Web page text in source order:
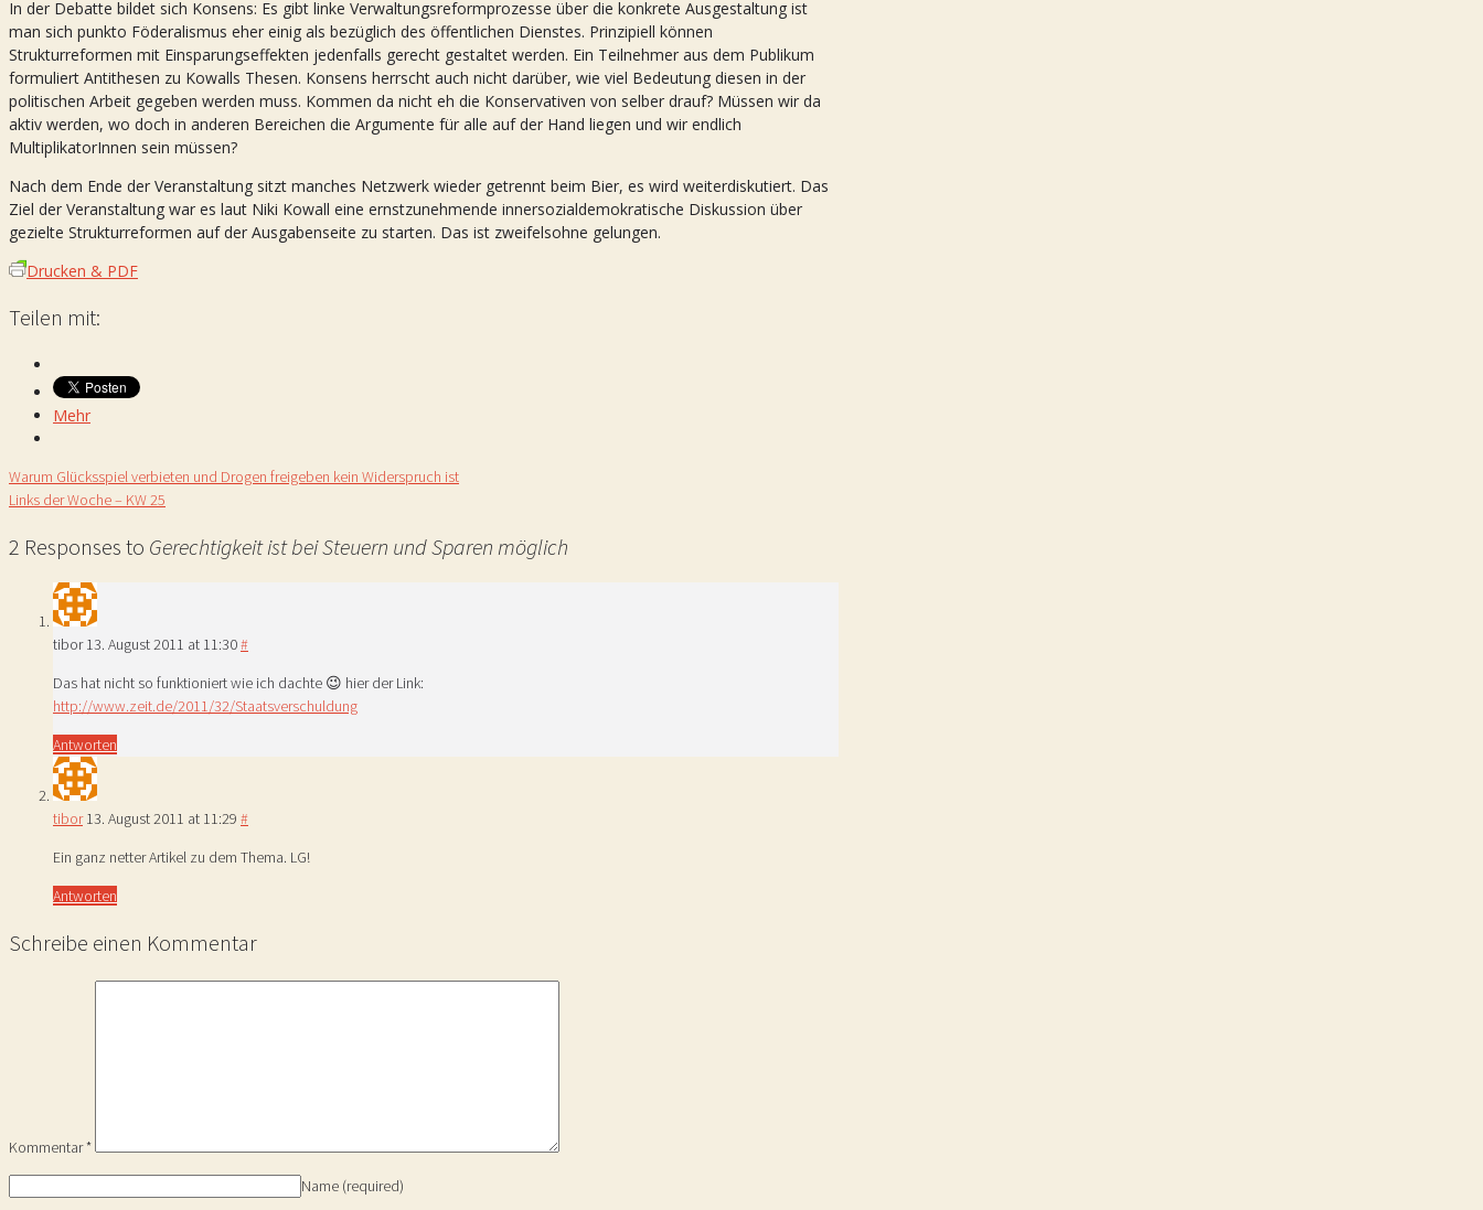
In der Debatte bildet sich Konsens: Es gibt linke Verwaltungsreformprozesse über die konkrete Ausgestaltung ist
man sich punkto Föderalismus eher einig als bezüglich des öffentlichen Dienstes. Prinzipiell können
Strukturreformen mit Einsparungseffekten jedenfalls gerecht gestaltet werden. Ein Teilnehmer aus dem Publikum
formuliert Antithesen zu Kowalls Thesen. Konsens herrscht auch nicht darüber, wie viel Bedeutung diesen in der
politischen Arbeit gegeben werden muss. Kommen da nicht eh die Konservativen von selber drauf? Müssen wir da
aktiv werden, wo doch in anderen Bereichen die Argumente für alle auf der Hand liegen und wir endlich
MultiplikatorInnen sein müssen?
Nach dem Ende der Veranstaltung sitzt manches Netzwerk wieder getrennt beim Bier, es wird weiterdiskutiert. Das
Ziel der Veranstaltung war es laut Niki Kowall eine ernstzunehmende innersozialdemokratische Diskussion über
gezielte Strukturreformen auf der Ausgabenseite zu starten. Das ist zweifelsohne gelungen.
Drucken & PDF
Teilen mit:
Mehr
Warum Glücksspiel verbieten und Drogen freigeben kein Widerspruch ist
Links der Woche – KW 25
2 Responses to Gerechtigkeit ist bei Steuern und Sparen möglich
tibor 13. August 2011 at 11:30#
Das hat nicht so funktioniert wie ich dachte 😉 hier der Link:
http://www.zeit.de/2011/32/Staatsverschuldung
Antworten
tibor 13. August 2011 at 11:29 #
Ein ganz netter Artikel zu dem Thema. LG!
Antworten
Schreibe einen Kommentar
Kommentar*
Name (required)